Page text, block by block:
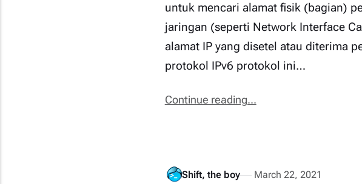
untuk mencari alamat fisik (bagian)
jaringan (seperti Network Interface
alamat IP yang disetel atau diterima
protokol IPv6 protokol ini…
Continue reading...
Shift, the boy March 22, 2021